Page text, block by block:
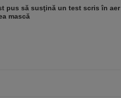
pus să susţină un test scris în aer
mască